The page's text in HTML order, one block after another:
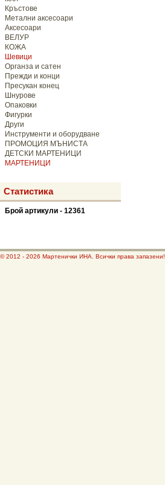
Кръстове
Метални аксесоари
Аксесоари
ВЕЛУР
КОЖА
Шевици
Органза и сатен
Прежди и конци
Пресукан конец
Шнурове
Опаковки
Фигурки
Други
Инструменти и оборудване
ПРОМОЦИЯ МЪНИСТА
ДЕТСКИ МАРТЕНИЦИ
МАРТЕНИЦИ
Статистика
Брой артикули - 12361
© 2012 - 2026 Мартенички ИНА. Всички права запазени!